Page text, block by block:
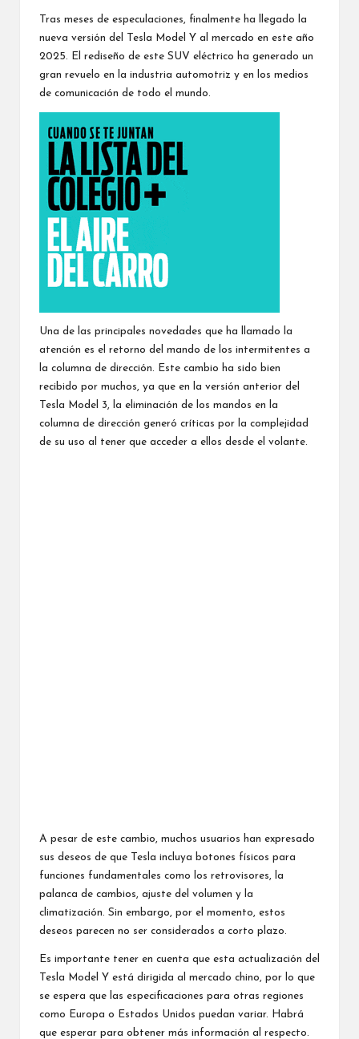
Tras meses de especulaciones, finalmente ha llegado la
nueva versión del Tesla Model Y al mercado en este año
2025. El rediseño de este SUV eléctrico ha generado un
gran revuelo en la industria automotriz y en los medios
de comunicación de todo el mundo.
Una de las principales novedades que ha llamado la
atención es el retorno del mando de los intermitentes a
la columna de dirección. Este cambio ha sido bien
recibido por muchos, ya que en la versión anterior del
Tesla Model 3, la eliminación de los mandos en la
columna de dirección generó críticas por la complejidad
de su uso al tener que acceder a ellos desde el volante.
A pesar de este cambio, muchos usuarios han expresado
sus deseos de que Tesla incluya botones físicos para
funciones fundamentales como los retrovisores, la
palanca de cambios, ajuste del volumen y la
climatización. Sin embargo, por el momento, estos
deseos parecen no ser considerados a corto plazo.
Es importante tener en cuenta que esta actualización del
Tesla Model Y está dirigida al mercado chino, por lo que
se espera que las especificaciones para otras regiones
como Europa o Estados Unidos puedan variar. Habrá
que esperar para obtener más información al respecto.